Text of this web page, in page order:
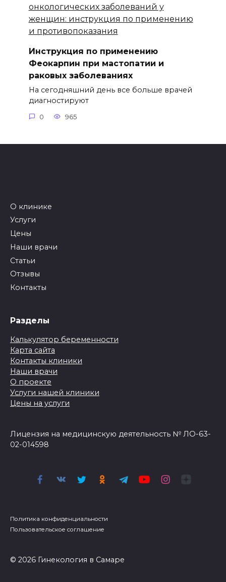
Инструкция по применению
Феокарпин при мастопатии и
раковых заболеваниях
На сегодняшний день все больше врачей
диагностируют
0 965
О клинике
Услуги
Цены
Наши врачи
Статьи
Отзывы
Контакты
Разделы
Калькулятор беременности
Карта сайта
Контакты клиники
Наши врачи
О проекте
Услуги нашей клиники
Цены на услуги
Лицензия на медицинскую деятельность № ЛО-63-
02-014598
Политика конфиденциальности
Пользовательское соглашение
© 2026 Гинекология в Самаре